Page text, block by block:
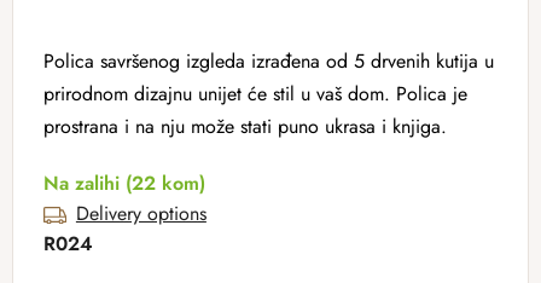
Polica savršenog izgleda izrađena od 5 drvenih kutija u
prirodnom dizajnu unijet će stil u vaš dom. Polica je
prostrana i na nju može stati puno ukrasa i knjiga.
Na zalihi (22 kom)
Delivery options
R024